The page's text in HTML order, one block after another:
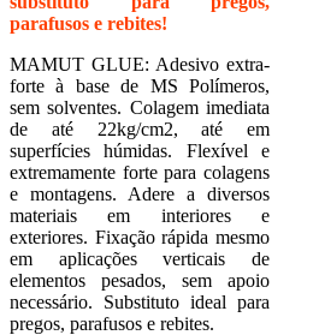
parafusos e rebites!
MAMUT GLUE: Adesivo extra-
forte à base de MS Polímeros,
sem solventes. Colagem imediata
de até 22kg/cm2, até em
superfícies húmidas. Flexível e
extremamente forte para colagens
e montagens. Adere a diversos
materiais em interiores e
exteriores. Fixação rápida mesmo
em aplicações verticais de
elementos pesados, sem apoio
necessário. Substituto ideal para
pregos, parafusos e rebites.